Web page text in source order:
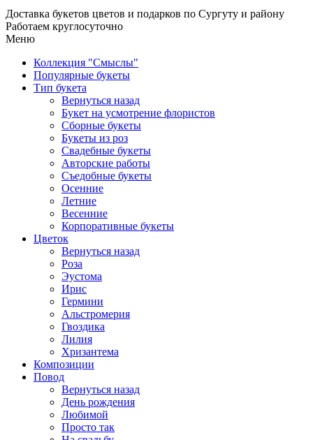
Доставка букетов цветов и подарков по Сургуту и району
Работаем круглосуточно
Меню
Коллекция "Смыслы"
Популярные букеты
Тип букета
Вернуться назад
Букет на усмотрение флористов
Сборные букеты
Букеты из роз
Свадебные букеты
Авторские работы
Съедобные букеты
Осенние
Летние
Весенние
Корпоративные букеты
Цветок
Вернуться назад
Роза
Эустома
Ирис
Гермини
Альстромерия
Гвоздика
Лилия
Хризантема
Композиции
Повод
Вернуться назад
День рождения
Любимой
Просто так